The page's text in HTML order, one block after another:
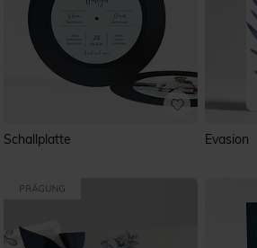
Schallplatte Evasion